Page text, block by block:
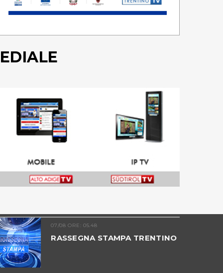
07/08 ORE: 05.48
RASSEGNA STAMPA TRENTINO